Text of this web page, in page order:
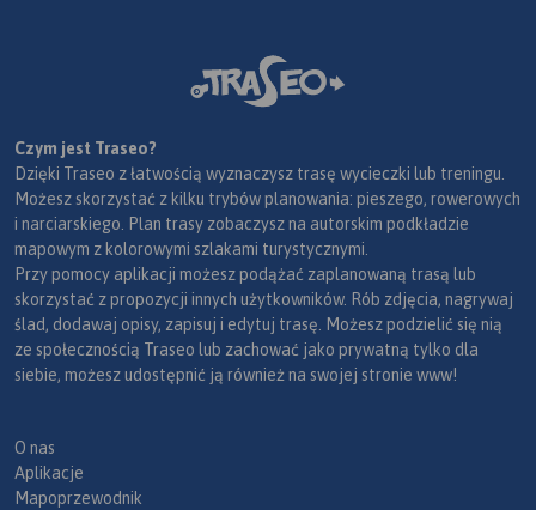
Czym jest Traseo?
Dzięki Traseo z łatwością wyznaczysz trasę wycieczki lub treningu.
Możesz skorzystać z kilku trybów planowania: pieszego, rowerowych
i narciarskiego. Plan trasy zobaczysz na autorskim podkładzie
mapowym z kolorowymi szlakami turystycznymi.
Przy pomocy aplikacji możesz podążać zaplanowaną trasą lub
skorzystać z propozycji innych użytkowników. Rób zdjęcia, nagrywaj
ślad, dodawaj opisy, zapisuj i edytuj trasę. Możesz podzielić się nią
ze społecznością Traseo lub zachować jako prywatną tylko dla
siebie, możesz udostępnić ją również na swojej stronie www!
O nas
Aplikacje
Mapoprzewodnik